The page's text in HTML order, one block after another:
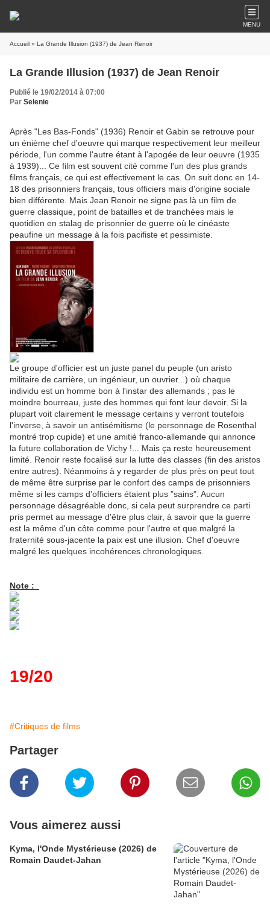
MENU
Accueil » La Grande Illusion (1937) de Jean Renoir
La Grande Illusion (1937) de Jean Renoir
Publié le 19/02/2014 à 07:00
Par Selenie
Après "Les Bas-Fonds" (1936) Renoir et Gabin se retrouve pour
un énième chef d'oeuvre qui marque respectivement leur meilleur
période, l'un comme l'autre étant à l'apogée de leur oeuvre (1935
à 1939)... Ce film est souvent cité comme l'un des plus grands
films français, ce qui est effectivement le cas. On suit donc en 14-
18 des prisonniers français, tous officiers mais d'origine sociale
bien différente. Mais Jean Renoir ne signe pas là un film de
guerre classique, point de batailles et de tranchées mais le
quotidien en stalag de prisonnier de guerre où le cinéaste
peaufine un message à la fois pacifiste et pessimiste.
Le groupe d'officier est un juste panel du peuple (un aristo
militaire de carrière, un ingénieur, un ouvrier...) où chaque
individu est un homme bon à l'instar des allemands ; pas le
moindre bourreau, juste des hommes qui font leur devoir. Si la
plupart voit clairement le message certains y verront toutefois
l'inverse, à savoir un antisémitisme (le personnage de Rosenthal
montré trop cupide) et une amitié franco-allemande qui annonce
la future collaboration de Vichy !... Mais ça reste heureusement
limité. Renoir reste focalisé sur la lutte des classes (fin des aristos
entre autres). Néanmoins à y regarder de plus près on peut tout
de même être surprise par le confort des camps de prisonniers
même si les camps d'officiers étaient plus "sains". Aucun
personnage désagréable donc, si cela peut surprendre ce parti
pris permet au message d'être plus clair, à savoir que la guerre
est la même d'un côte comme pour l'autre et que malgré la
fraternité sous-jacente la paix est une illusion. Chef d'oeuvre
malgré les quelques incohérences chronologiques.
Note :
19/20
#Critiques de films
Partager
Vous aimerez aussi
Kyma, l'Onde Mystérieuse (2026) de
Romain Daudet-Jahan